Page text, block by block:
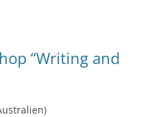
“Writing and